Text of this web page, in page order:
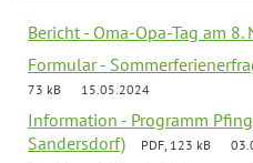
Bericht - Oma-Opa-Tag am 8.
Formular -
73 kB
15.05.2024
Information - Programm
Sandersdorf)
PDF, 123 kB